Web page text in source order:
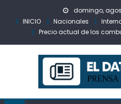
domingo,
INICIO
Nacionales
Precio actual de los